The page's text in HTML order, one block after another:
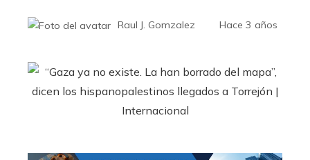
Raul J. Gomzalez Hace 3 años